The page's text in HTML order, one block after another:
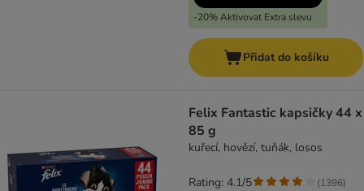
-20% Aktivovat Extra slevu
Přidat do košíku
Felix Fantastic kapsičky 44 x
85 g
kuřecí, hovězí, tuňák, losos
Rating: 4.1/5 (1396)